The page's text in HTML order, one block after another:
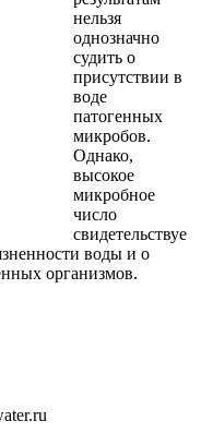
нельзя
однозначно
судить о
присутствии в
воде
патогенных
микробов.
Однако,
высокое
микробное
число
свидетельствуе
воды и о
организмов.